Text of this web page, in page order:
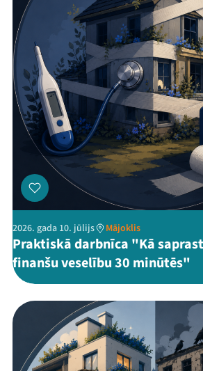
2026. gada 10. jūlijs Mājoklis
Praktiskā darbnīca "Kā
finanšu veselību 30 minūtēs"